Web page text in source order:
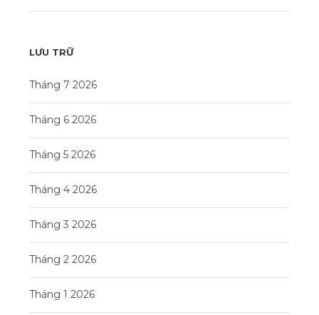
LƯU TRỮ
Tháng 7 2026
Tháng 6 2026
Tháng 5 2026
Tháng 4 2026
Tháng 3 2026
Tháng 2 2026
Tháng 1 2026